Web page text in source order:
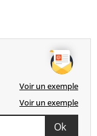
Voir un exemple
Voir un exemple